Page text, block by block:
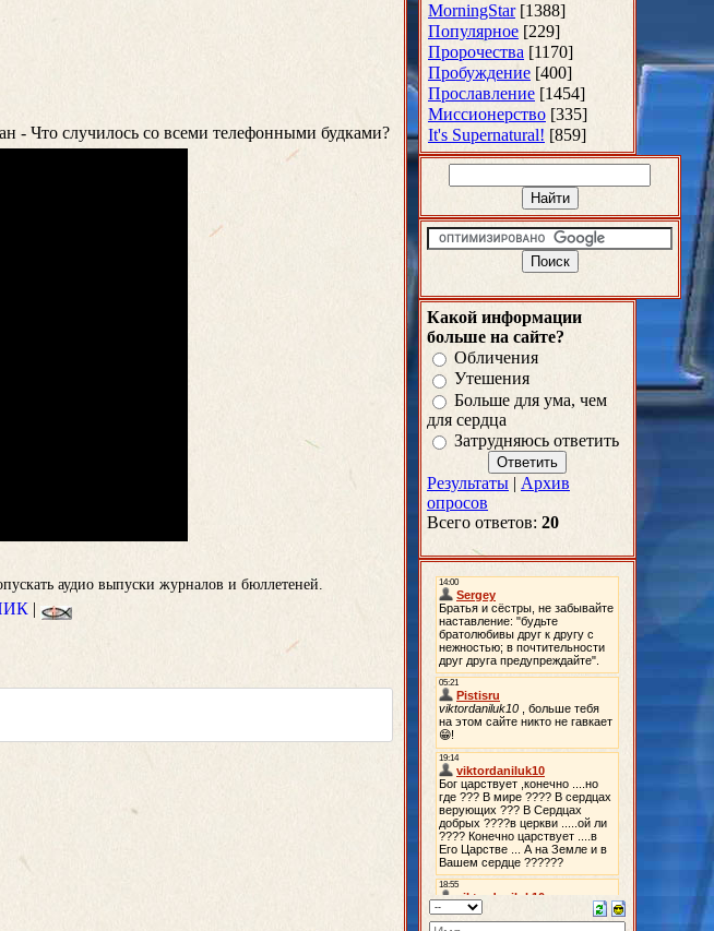
- Что случилось со всеми телефонными будками?
аудио выпуски журналов и бюллетеней.
|
MorningStar [1388]
Популярное [229]
Пророчества [1170]
Пробуждение [400]
Прославление [1454]
Миссионерство [335]
It's Supernatural! [859]
Какой информации
больше на сайте?
Обличения
Утешения
Больше для ума, чем
для сердца
Затрудняюсь ответить
Результаты | Архив
опросов
Всего ответов: 20